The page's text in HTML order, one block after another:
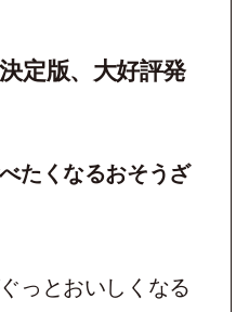
定版、大好評発
たくなるおそうざ
っとおいしくなる